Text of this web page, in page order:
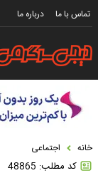
تماس با ما درباره ما
خانه اجتماعی
کد مطلب: 48865